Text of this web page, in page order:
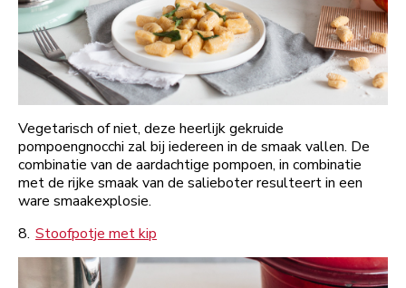
Vegetarisch of niet, deze heerlijk gekruide
pompoengnocchi zal bij iedereen in de smaak vallen. De
combinatie van de aardachtige pompoen, in combinatie
met de rijke smaak van de salieboter resulteert in een
ware smaakexplosie.
8. Stoofpotje met kip